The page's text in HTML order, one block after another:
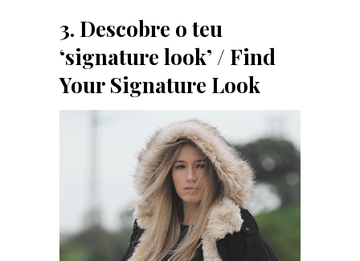
3. Descobre o teu
‘signature look’ / Find
Your Signature Look